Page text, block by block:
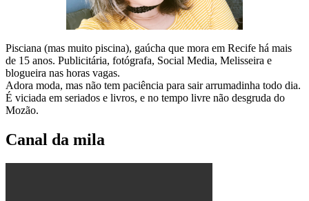
Pisciana (mas muito piscina), gaúcha que mora em Recife há mais
de 15 anos. Publicitária, fotógrafa, Social Media, Melisseira e
blogueira nas horas vagas.
Adora moda, mas não tem paciência para sair arrumadinha todo dia.
É viciada em seriados e livros, e no tempo livre não desgruda do
Mozão.
Canal da mila